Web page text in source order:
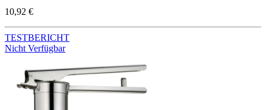
10,92 €
TESTBERICHT
Nicht Verfügbar